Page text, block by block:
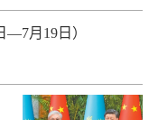
—7月19日）